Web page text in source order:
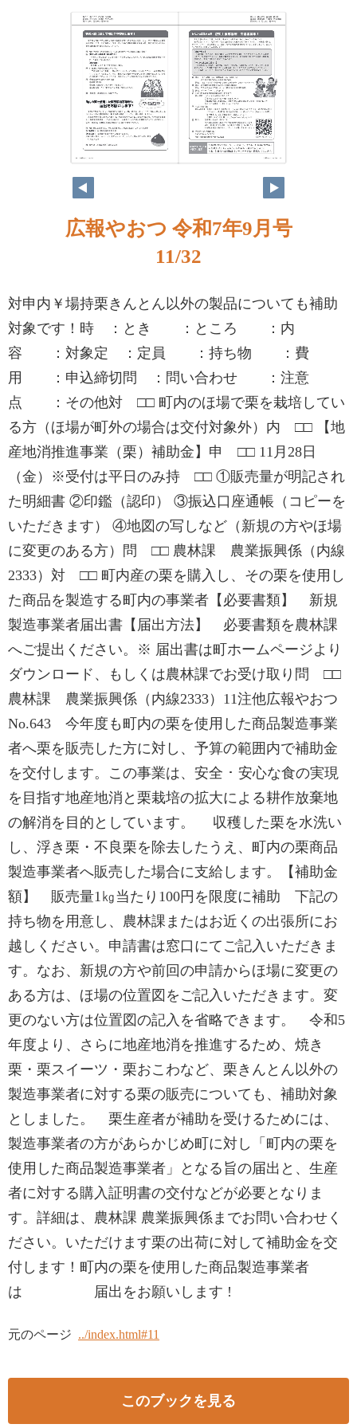
広報やおつ 令和7年9月号
11/32
対申内￥場持栗きんとん以外の製品についても補助
対象です！時 ：とき ：ところ ：内
容 ：対象定 ：定員 ：持ち物 ：費
用 ：申込締切問 ：問い合わせ ：注意
点 ：その他対 □□ 町内のほ場で栗を栽培してい
る方（ほ場が町外の場合は交付対象外）内 □□ 【地
産地消推進事業（栗）補助金】申 □□ 11月28日
（金）※受付は平日のみ持 □□ ①販売量が明記され
た明細書 ②印鑑（認印） ③振込口座通帳（コピーを
いただきます） ④地図の写しなど（新規の方やほ場
に変更のある方）問 □□ 農林課 農業振興係（内線
2333）対 □□ 町内産の栗を購入し、その栗を使用し
た商品を製造する町内の事業者【必要書類】 新規
製造事業者届出書【届出方法】 必要書類を農林課
へご提出ください。※ 届出書は町ホームページより
ダウンロード、もしくは農林課でお受け取り問 □□
農林課 農業振興係（内線2333）11注他広報やおつ
No.643 今年度も町内の栗を使用した商品製造事業
者へ栗を販売した方に対し、予算の範囲内で補助金
を交付します。この事業は、安全 ･ 安心な食の実現
を目指す地産地消と栗栽培の拡大による耕作放棄地
の解消を目的としています。 収穫した栗を水洗い
し、浮き栗・不良栗を除去したうえ、町内の栗商品
製造事業者へ販売した場合に支給します。【補助金
額】 販売量1㎏当たり100円を限度に補助 下記の
持ち物を用意し、農林課またはお近くの出張所にお
越しください。申請書は窓口にてご記入いただきま
す。なお、新規の方や前回の申請からほ場に変更の
ある方は、ほ場の位置図をご記入いただきます。変
更のない方は位置図の記入を省略できます。 令和5
年度より、さらに地産地消を推進するため、焼き
栗・栗スイーツ・栗おこわなど、栗きんとん以外の
製造事業者に対する栗の販売についても、補助対象
としました。 栗生産者が補助を受けるためには、
製造事業者の方があらかじめ町に対し「町内の栗を
使用した商品製造事業者」となる旨の届出と、生産
者に対する購入証明書の交付などが必要となりま
す。詳細は、農林課 農業振興係までお問い合わせく
ださい。いただけます栗の出荷に対して補助金を交
付します！町内の栗を使用した商品製造事業者
は 届出をお願いします !
元のページ ../index.html#11
このブックを見る